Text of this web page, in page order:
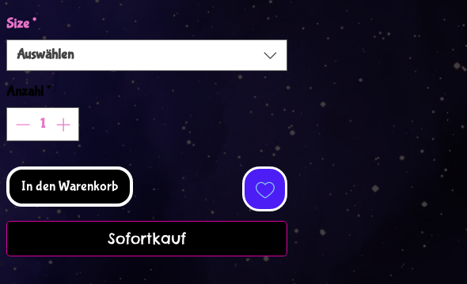
Size*
Auswählen
Anzahl*
In den Warenkorb
Sofortkauf